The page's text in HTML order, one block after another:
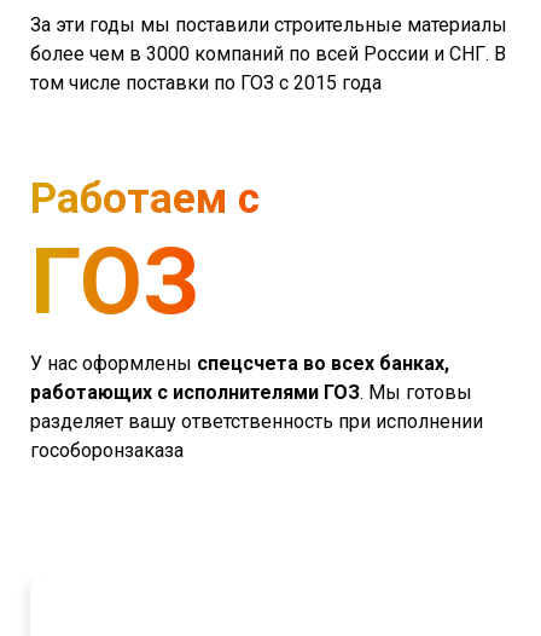
За эти годы мы поставили строительные материалы
более чем в 3000 компаний по всей России и СНГ. В
том числе поставки по ГОЗ с 2015 года
Работаем с
ГОЗ
У нас оформлены спецсчета во всех банках,
работающих с исполнителями ГОЗ. Мы готовы
разделяет вашу ответственность при исполнении
гособоронзаказа